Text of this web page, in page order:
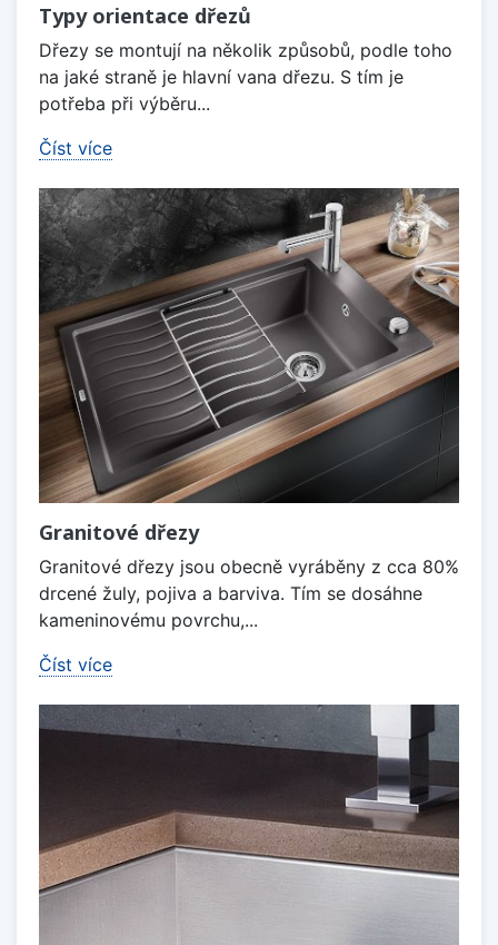
Typy orientace dřezů
Dřezy se montují na několik způsobů, podle toho
na jaké straně je hlavní vana dřezu. S tím je
potřeba při výběru...
Číst více
Granitové dřezy
Granitové dřezy jsou obecně vyráběny z cca 80%
drcené žuly, pojiva a barviva. Tím se dosáhne
kameninovému povrchu,...
Číst více